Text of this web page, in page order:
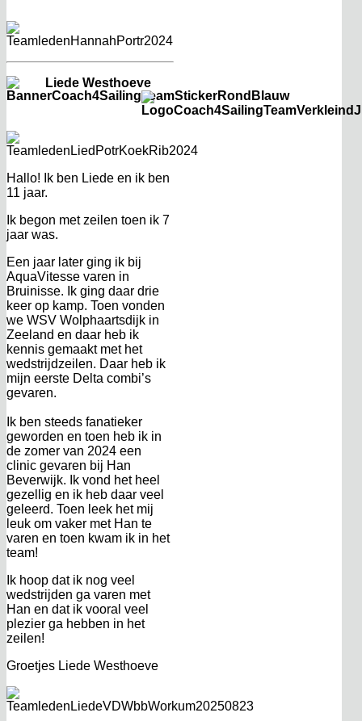
Liede Westhoeve
Hallo! Ik ben Liede en ik ben
11 jaar.
Ik begon met zeilen toen ik 7
jaar was.
Een jaar later ging ik bij
AquaVitesse varen in
Bruinisse. Ik ging daar drie
keer op kamp. Toen vonden
we WSV Wolphaartsdijk in
Zeeland en daar heb ik
kennis gemaakt met het
wedstrijdzeilen. Daar heb ik
mijn eerste Delta combi’s
gevaren.
Ik ben steeds fanatieker
geworden en toen heb ik in
de zomer van 2024 een
clinic gevaren bij Han
Beverwijk. Ik vond het heel
gezellig en ik heb daar veel
geleerd. Toen leek het mij
leuk om vaker met Han te
varen en toen kwam ik in het
team!
Ik hoop dat ik nog veel
wedstrijden ga varen met
Han en dat ik vooral veel
plezier ga hebben in het
zeilen!
Groetjes Liede Westhoeve